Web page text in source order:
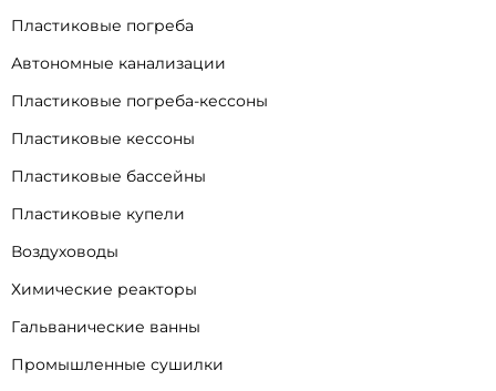
Пластиковые погреба
Автономные канализации
Пластиковые погреба-кессоны
Пластиковые кессоны
Пластиковые бассейны
Пластиковые купели
Воздуховоды
Химические реакторы
Гальванические ванны
Промышленные сушилки